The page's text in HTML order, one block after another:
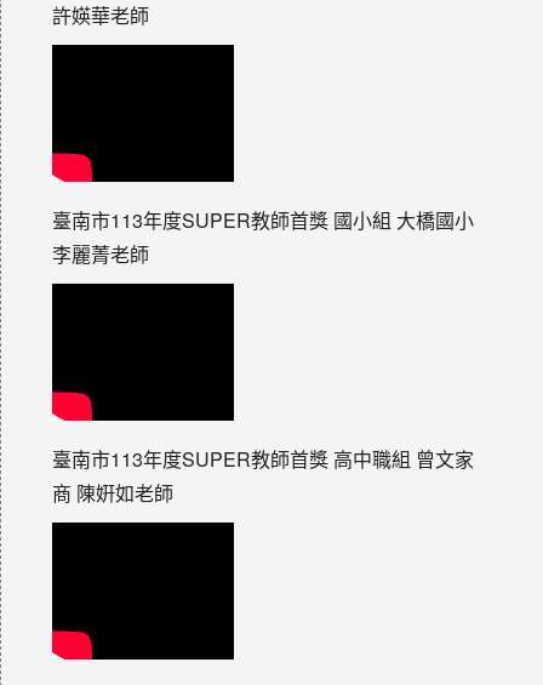
許媖華老師
臺南市113年度SUPER教師首獎 國小組 大橋國小
李麗菁老師
臺南市113年度SUPER教師首獎 高中職組 曾文家
商 陳姸如老師